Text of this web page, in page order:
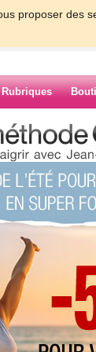
proposer des
Rubriques
Suiv. ›
et